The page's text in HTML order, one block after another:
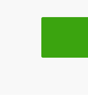
接客・サービスの特徴